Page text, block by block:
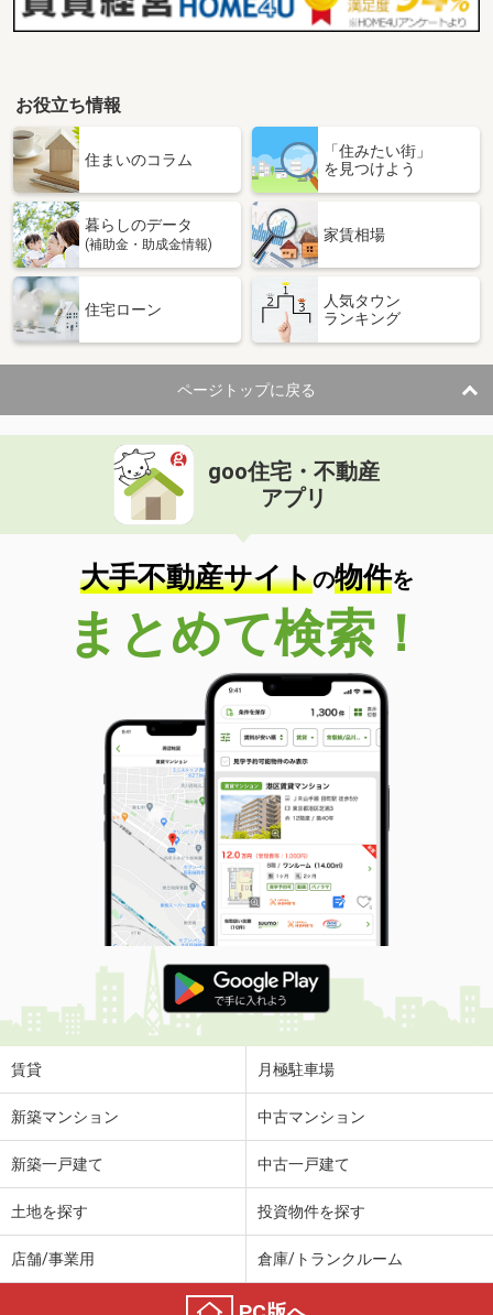
お役立ち情報
住まいのコラム
「住みたい街」
を見つけよう
暮らしのデータ
(補助金・助成金情報)
家賃相場
住宅ローン
人気タウン
ランキング
ページトップに戻る
goo住宅・不動産
アプリ
大手不動産サイトの物件を
まとめて検索！
賃貸 月極駐車場
新築マンション 中古マンション
新築一戸建て 中古一戸建て
土地を探す 投資物件を探す
店舗/事業用 倉庫/トランクルーム